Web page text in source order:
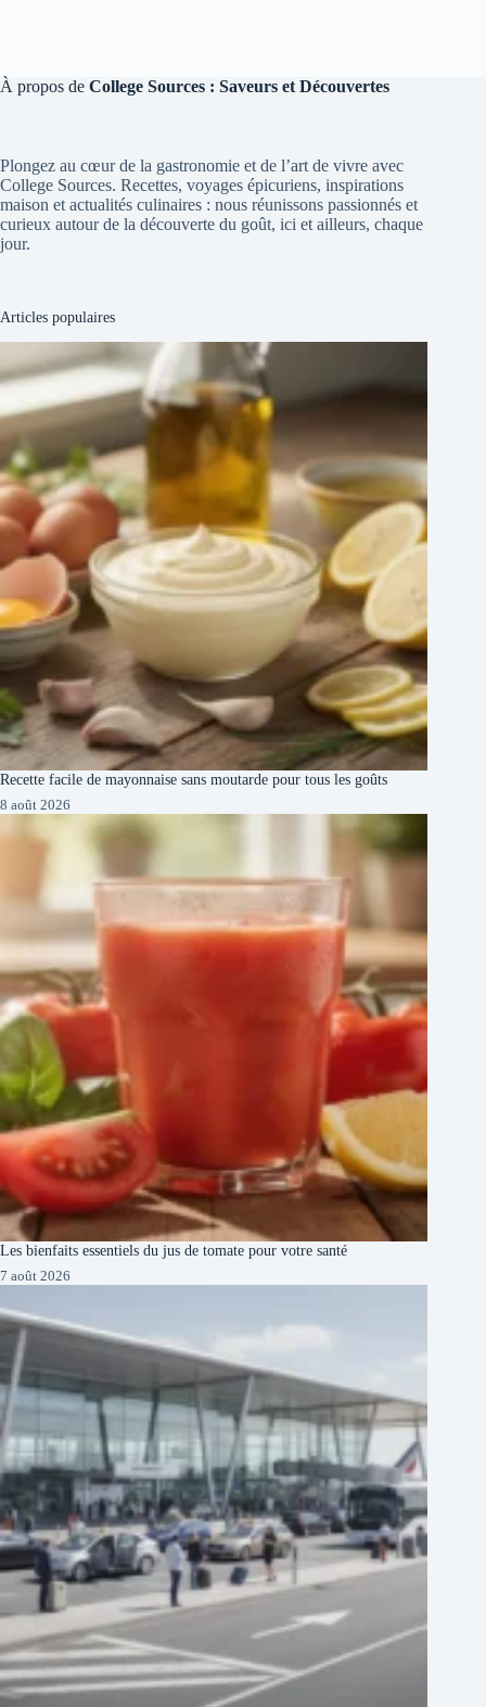
À propos de College Sources : Saveurs et Découvertes
Plongez au cœur de la gastronomie et de l’art de vivre avec
College Sources. Recettes, voyages épicuriens, inspirations
maison et actualités culinaires : nous réunissons passionnés et
curieux autour de la découverte du goût, ici et ailleurs, chaque
jour.
Articles populaires
Recette facile de mayonnaise sans moutarde pour tous les goûts
8 août 2026
Les bienfaits essentiels du jus de tomate pour votre santé
7 août 2026